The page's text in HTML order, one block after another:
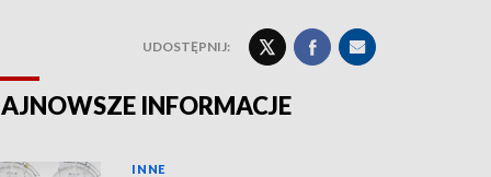
UDOSTĘPNIJ:
INFORMACJE
INNE